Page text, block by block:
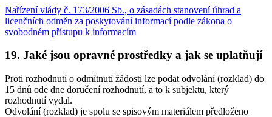
Nařízení vlády č. 173/2006 Sb., o zásadách stanovení úhrad a
licenčních odměn za poskytování informací podle zákona o
svobodném přístupu k informacím
19. Jaké jsou opravné prostředky a jak se uplatňují
Proti rozhodnutí o odmítnutí žádosti lze podat odvolání (rozklad) do
15 dnů ode dne doručení rozhodnutí, a to k subjektu, který
rozhodnutí vydal.
Odvolání (rozklad) je spolu se spisovým materiálem předloženo